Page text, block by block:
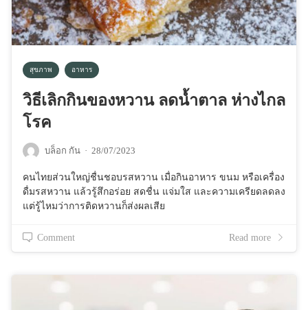
สุขภาพ อาหาร
วิธีเลิกกินของหวาน ลดน้ำตาล ห่างไกล
โรค
บล็อก กัน · 28/07/2023
คนไทยส่วนใหญ่ชื่นชอบรสหวาน เมื่อกินอาหาร ขนม หรือเครื่อง
ดื่มรสหวาน แล้วรู้สึกอร่อย สดชื่น แจ่มใส และความเครียดลดลง
แต่รู้ไหมว่าการติดหวานก็ส่งผลเสีย
Comment Read more